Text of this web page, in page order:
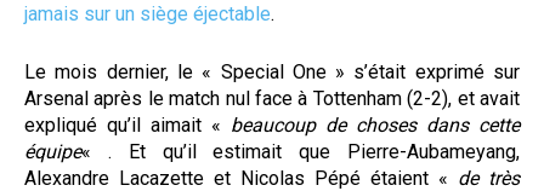
jamais sur un siège éjectable.
Le mois dernier, le « Special One » s’était exprimé sur
Arsenal après le match nul face à Tottenham (2-2), et avait
expliqué qu’il aimait « beaucoup de choses dans cette
équipe« . Et qu’il estimait que Pierre-Aubameyang,
Alexandre Lacazette et Nicolas Pépé étaient « de très